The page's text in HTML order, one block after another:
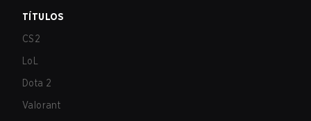
TÍTULOS
CS2
LoL
Dota 2
Valorant